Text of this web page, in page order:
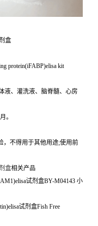
盒
protein(iFABP)elisa kit
液、灌洗液、脑脊髓、心房
。
，不得用于其他用途;使用前
盒相关产品
试剂盒BY-M04143 小
试剂盒Fish Free